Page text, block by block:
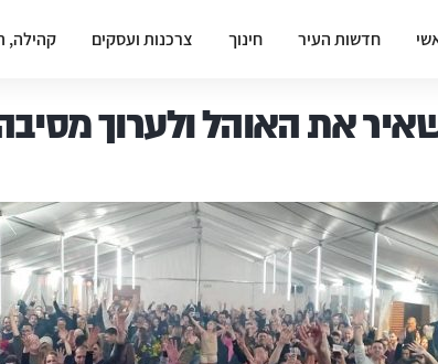
חדשות העיר חינוך צרכנות ועסקים קהילה,
את האוהל ולערוך